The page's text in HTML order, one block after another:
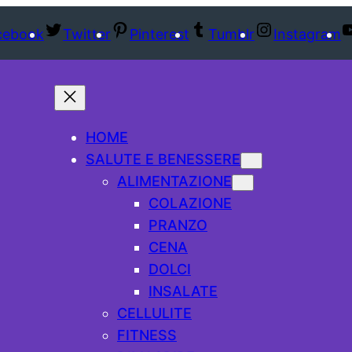
Twitter Pinterest Tumblr Instagram
HOME
SALUTE E BENESSERE
ALIMENTAZIONE
COLAZIONE
PRANZO
CENA
DOLCI
INSALATE
CELLULITE
FITNESS